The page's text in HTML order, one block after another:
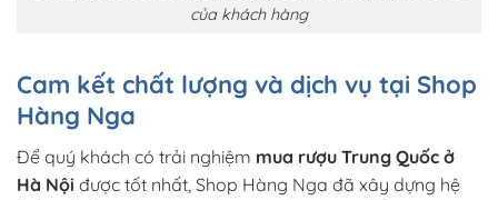
của khách hàng
Cam kết chất lượng và dịch vụ tại Shop
Hàng Nga
Để quý khách có trải nghiệm mua rượu Trung Quốc ở
Hà Nội được tốt nhất, Shop Hàng Nga đã xây dựng hệ